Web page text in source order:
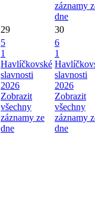
záznamy
dne
29 30
5
1
Havlíčkovské
slavnosti
2026
Zobrazit
všechny
záznamy ze
dne
6
1
slavnosti
2026
Zobrazit
všechny
záznamy
dne